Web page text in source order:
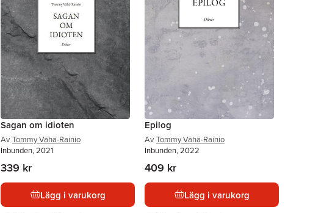
Sagan om idioten
Av Tommy Vähä-Rainio
Inbunden, 2021
339 kr
Lägg i varukorg
Epilog
Av Tommy Vähä-Rainio
Inbunden, 2022
409 kr
Lägg i varukorg